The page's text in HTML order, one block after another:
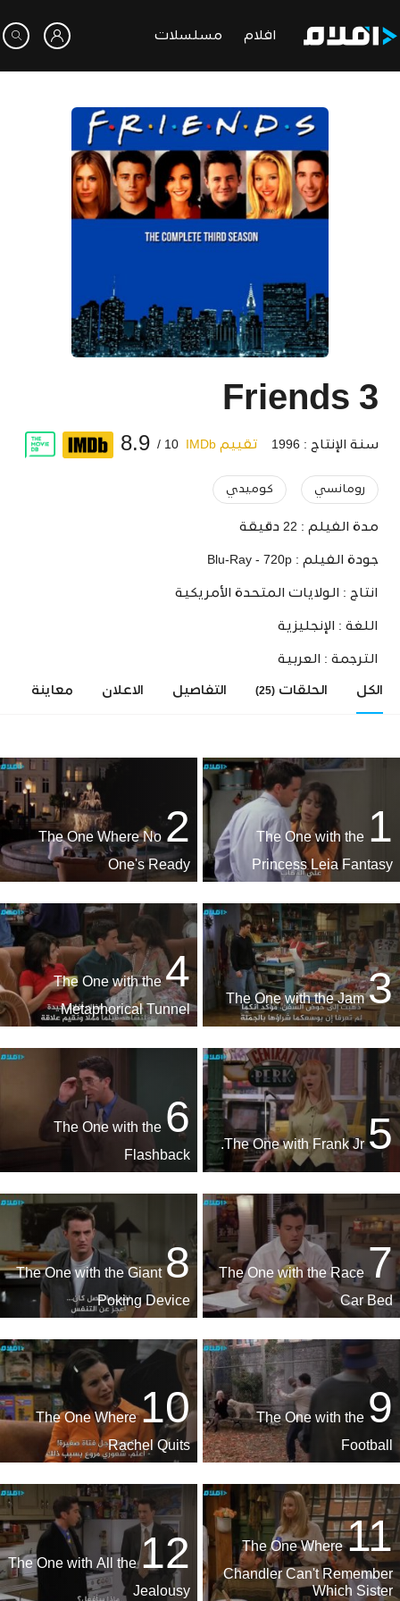
افلام مسلسلات
Friends 3
سنة الإنتاج : 1996 تقييم IMDb 10 /
8.9
رومانسي كوميدي
مدة الفيلم : 22 دقيقة
جودة الفيلم : Blu-Ray - 720p
انتاج : الولايات المتحدة الأمريكية
اللغة : الإنجليزية
الترجمة : العربية
الكل الحلقات (25) التفاصيل الاعلان معاينة
1
The One with the
Princess Leia Fantasy
2
The One Where No
One's Ready
3
The One with the Jam
4
The One with the
Metaphorical Tunnel
5
The One with Frank Jr.
6
The One with the
Flashback
7
The One with the Race
Car Bed
8
The One with the Giant
Poking Device
9
The One with the
Football
10
The One Where
Rachel Quits
11
The One Where
Chandler Can't Remember
Which Sister
12
The One with All the
Jealousy